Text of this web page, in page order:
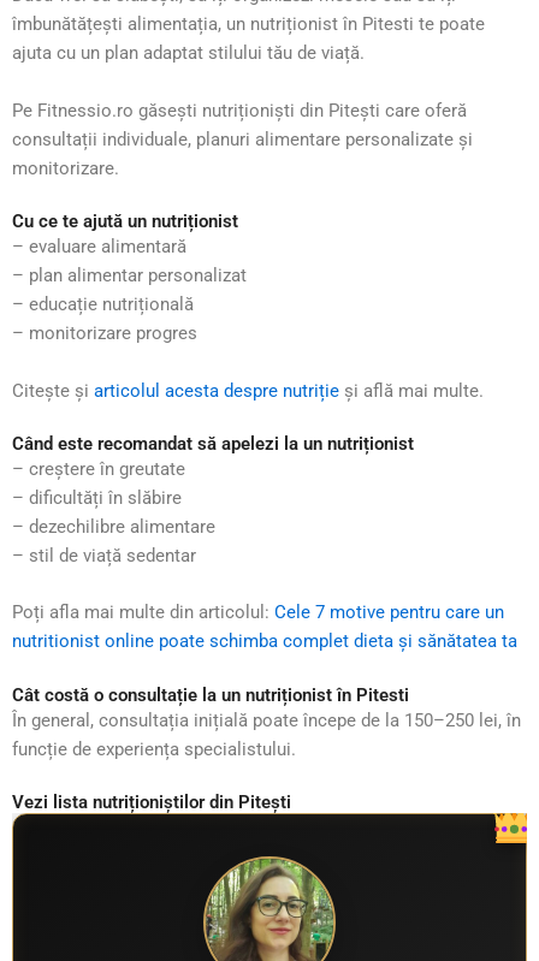
îmbunătățești alimentația, un nutriționist în Pitesti te poate
ajuta cu un plan adaptat stilului tău de viață.
Pe Fitnessio.ro găsești nutriționiști din Pitești care oferă
consultații individuale, planuri alimentare personalizate și
monitorizare.
Cu ce te ajută un nutriționist
– evaluare alimentară
– plan alimentar personalizat
– educație nutrițională
– monitorizare progres
Citește și articolul acesta despre nutriție și află mai multe.
Când este recomandat să apelezi la un nutriționist
– creștere în greutate
– dificultăți în slăbire
– dezechilibre alimentare
– stil de viață sedentar
Poți afla mai multe din articolul: Cele 7 motive pentru care un
nutritionist online poate schimba complet dieta și sănătatea ta
Cât costă o consultație la un nutriționist în Pitesti
În general, consultația inițială poate începe de la 150–250 lei, în
funcție de experiența specialistului.
Vezi lista nutriționiștilor din Pitești